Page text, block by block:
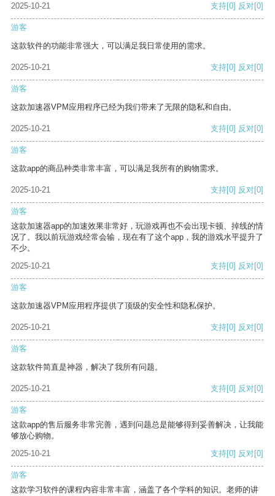
2025-10-21
支持[0] 反对[0]
游客
这款软件的功能非常强大，可以满足我日常使用的需求。
2025-10-21 支持[0] 反对[0]
游客
这款加速器VPM应用程序已经为我们带来了无限的隐私和自由。
2025-10-21 支持[0] 反对[0]
游客
这款app的商品种类非常丰富，可以满足我所有的购物需求。
2025-10-21 支持[0] 反对[0]
游客
这款加速器app的加速效果非常好，玩游戏再也不会出现卡顿、掉线的情
况了。我以前玩游戏经常会输，现在有了这个app，我的游戏水平提升了
不少。
2025-10-21
支持[0] 反对[0]
游客
这款加速器VPM应用程序提供了顶级的安全性和隐私保护。
2025-10-21 支持[0] 反对[0]
游客
这款软件简直是神器，解决了我所有问题。
2025-10-21 支持[0] 反对[0]
游客
这款app的售后服务非常完善，遇到问题总是能够得到妥善解决，让我能
够放心购物。
2025-10-21
支持[0] 反对[0]
游客
这款学习软件的课程内容非常丰富，涵盖了各个学科的知识。老师的讲